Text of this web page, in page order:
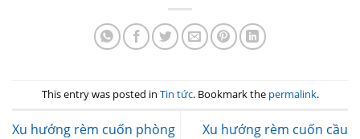
This entry was posted in Tin tức. Bookmark the permalink.
Xu hướng rèm cuốn phòng
Xu hướng rèm cuốn cầu